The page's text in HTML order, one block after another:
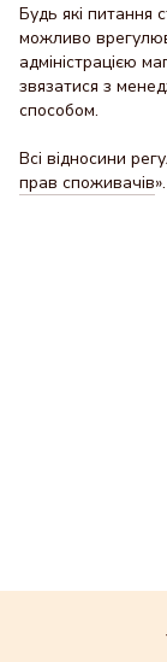
Будь які питання
можливо
адміністрацією
звязатися з
способом.
Всі відносини
прав споживачів».